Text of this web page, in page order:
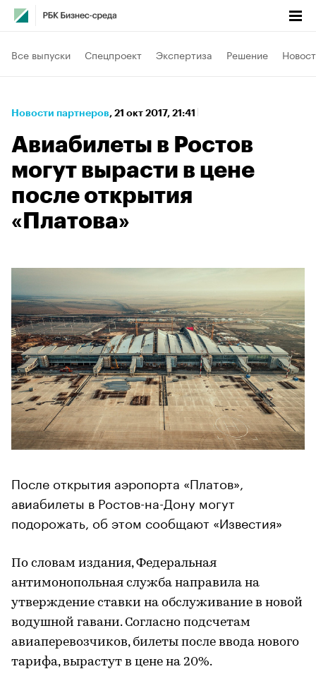
Все выпуски Спецпроект Экспертиза Решение
Новости партнеров⁠, 21 окт 2017, 21:41
Авиабилеты в Ростов
могут вырасти в цене
после открытия
«Платова»
После открытия аэропорта «Платов»,
авиабилеты в Ростов-на-Дону могут
подорожать, об этом сообщают «Известия»
По словам издания, Федеральная
антимонопольная служба направила на
утверждение ставки на обслуживание в новой
водушной гавани. Согласно подсчетам
авиаперевозчиков, билеты после ввода нового
тарифа, вырастут в цене на 20%.